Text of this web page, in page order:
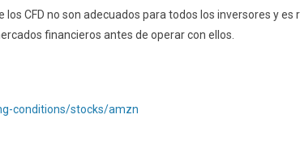
CFD no son adecuados para todos los inversores y
financieros antes de operar con ellos.
conditions/stocks/amzn